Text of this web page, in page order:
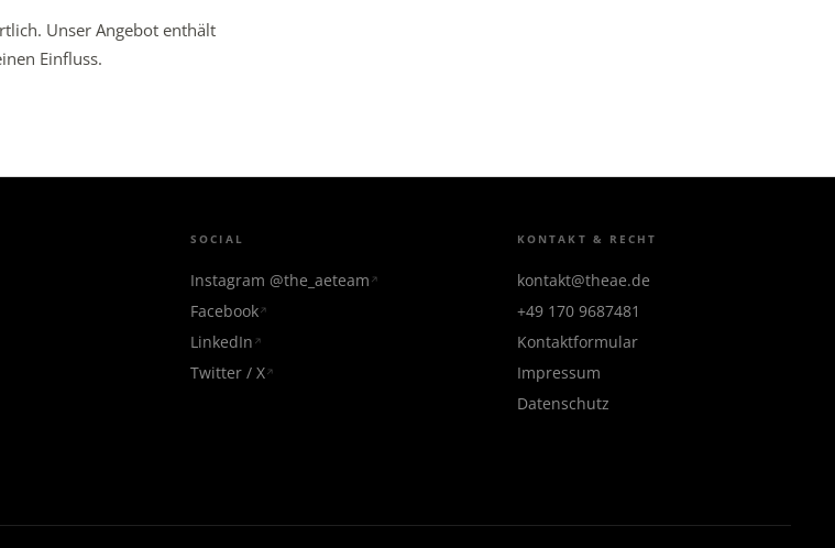
Unser Angebot enthält
Einfluss.
SOCIAL
Instagram @the_aeteam
Facebook
LinkedIn
Twitter / X
KONTAKT & RECHT
kontakt@theae.de
+49 170 9687481
Kontaktformular
Impressum
Datenschutz